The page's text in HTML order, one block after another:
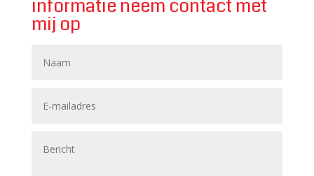
informatie neem contact met
mij op